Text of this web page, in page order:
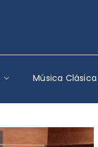
Música Clásica